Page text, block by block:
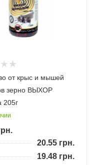
от крыс и мышей
зерно ВЫХОР
205г
20.55грн.
19.48грн.